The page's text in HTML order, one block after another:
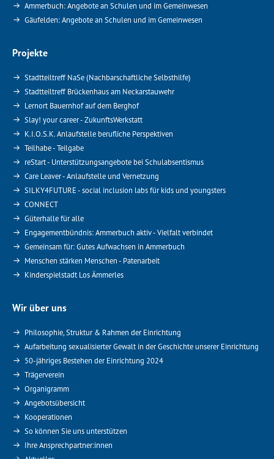
Ammerbuch: Angebote an Schulen und im Gemeinwesen
Gäufelden: Angebote an Schulen und im Gemeinwesen
Projekte
Stadtteiltreff NaSe (Nachbarschaftliche Selbsthilfe)
Stadtteiltreff Brückenhaus am Neckarstauwehr
Lernort Bauernhof auf dem Berghof
Slay! your career - ZukunftsWerkstatt
K.I.O.S.K. Anlaufstelle berufliche Perspektiven
Teilhabe - Teilgabe
reStart - Unterstützungsangebote bei Schulabsentismus
Care Leaver - Anlaufstelle und Vernetzung
SILKY4FUTURE - social inclusion labs für kids und youngsters
CONNECT
Güterhalle für alle
Engagementbündnis: Ammerbuch aktiv - Vielfalt verbindet
Gemeinsam für: Gutes Aufwachsen in Ammerbuch
Menschen stärken Menschen - Patenarbeit
Kinderspielstadt Los Ämmerles
Wir über uns
Philosophie, Struktur & Rahmen der Einrichtung
Aufarbeitung sexualisierter Gewalt in der Geschichte unserer Einrichtung
50-jähriges Bestehen der Einrichtung 2024
Trägerverein
Organigramm
Angebotsübersicht
Kooperationen
So können Sie uns unterstützen
Ihre Ansprechpartner:innen